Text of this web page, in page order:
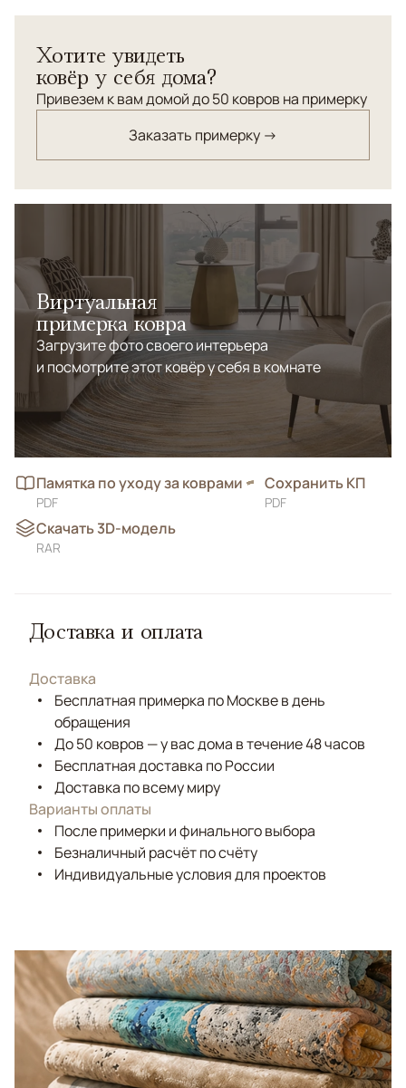
УзорыГеометрический
Ковер Revolver – это сочетание креативного дизайна,
высокого стиля, высочайшего качества ручного труда
и, безусловно, неординарных решений!
Хотите увидеть
ковёр у себя дома?
Привезем к вам домой до 50 ковров на примерку
Заказать примерку →
Виртуальная
примерка ковра
Загрузите фото своего интерьера
и посмотрите этот ковёр у себя в комнате
Памятка по уходу за коврами
PDF
Сохранить КП
PDF
Скачать 3D-модель
RAR
Доставка и оплата
Доставка
Бесплатная примерка по Москве в день
обращения
До 50 ковров — у вас дома в течение 48 часов
Бесплатная доставка по России
Доставка по всему миру
Варианты оплаты
После примерки и финального выбора
Безналичный расчёт по счёту
Индивидуальные условия для проектов